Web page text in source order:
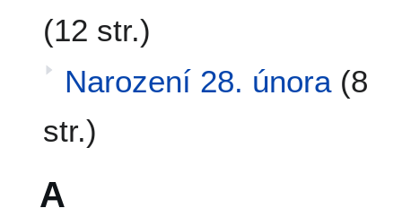
(12 str.)
Narození 28. února (8
str.)
A